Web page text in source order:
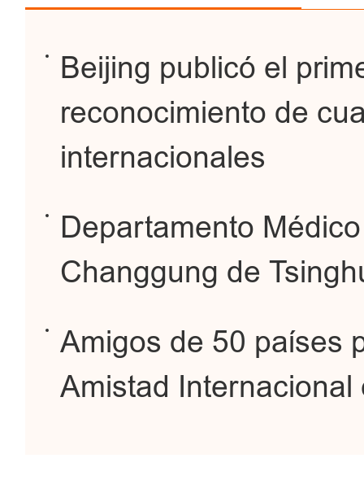
Beijing publicó el
reconocimiento de
internacionales
Departamento
Changgung de
Amigos de 50 países
Amistad Internacional